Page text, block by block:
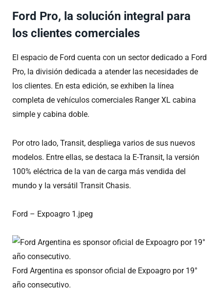
Ford Pro, la solución integral para
los clientes comerciales
El espacio de Ford cuenta con un sector dedicado a Ford
Pro, la división dedicada a atender las necesidades de
los clientes. En esta edición, se exhiben la línea
completa de vehículos comerciales Ranger XL cabina
simple y cabina doble.
Por otro lado, Transit, despliega varios de sus nuevos
modelos. Entre ellas, se destaca la E-Transit, la versión
100% eléctrica de la van de carga más vendida del
mundo y la versátil Transit Chasis.
Ford – Expoagro 1.jpeg
Ford Argentina es sponsor oficial de Expoagro por 19°
año consecutivo.